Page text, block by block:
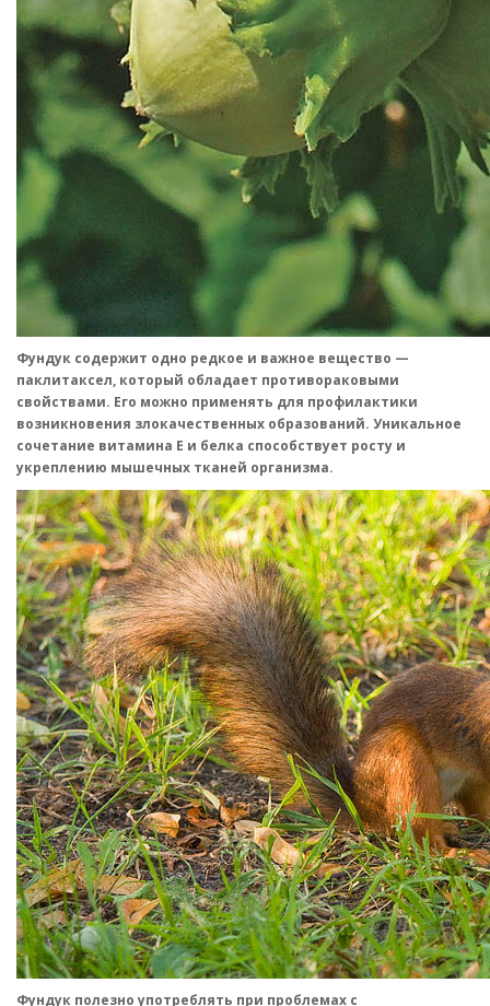
Фундук содержит одно редкое и важное вещество —
паклитаксел, который обладает противораковыми
свойствами. Его можно применять для профилактики
возникновения злокачественных образований. Уникальное
сочетание витамина Е и белка способствует росту и
укреплению мышечных тканей организма.
Фундук полезно употреблять при проблемах с